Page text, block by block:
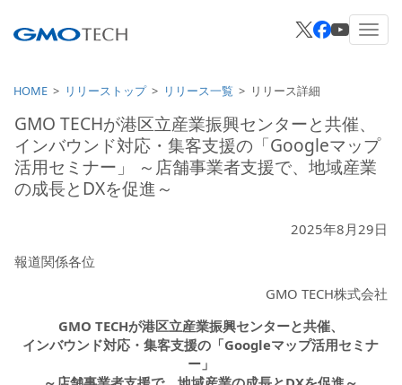
HOME リリーストップ リリース一覧 リリース詳細
GMO TECHが港区立産業振興センターと共催、
インバウンド対応・集客支援の「Googleマップ
活用セミナー」 ～店舗事業者支援で、地域産業
の成長とDXを促進～
2025年8月29日
報道関係各位
GMO TECH株式会社
GMO TECHが港区立産業振興センターと共催、
インバウンド対応・集客支援の「Googleマップ活用セミナ
ー」